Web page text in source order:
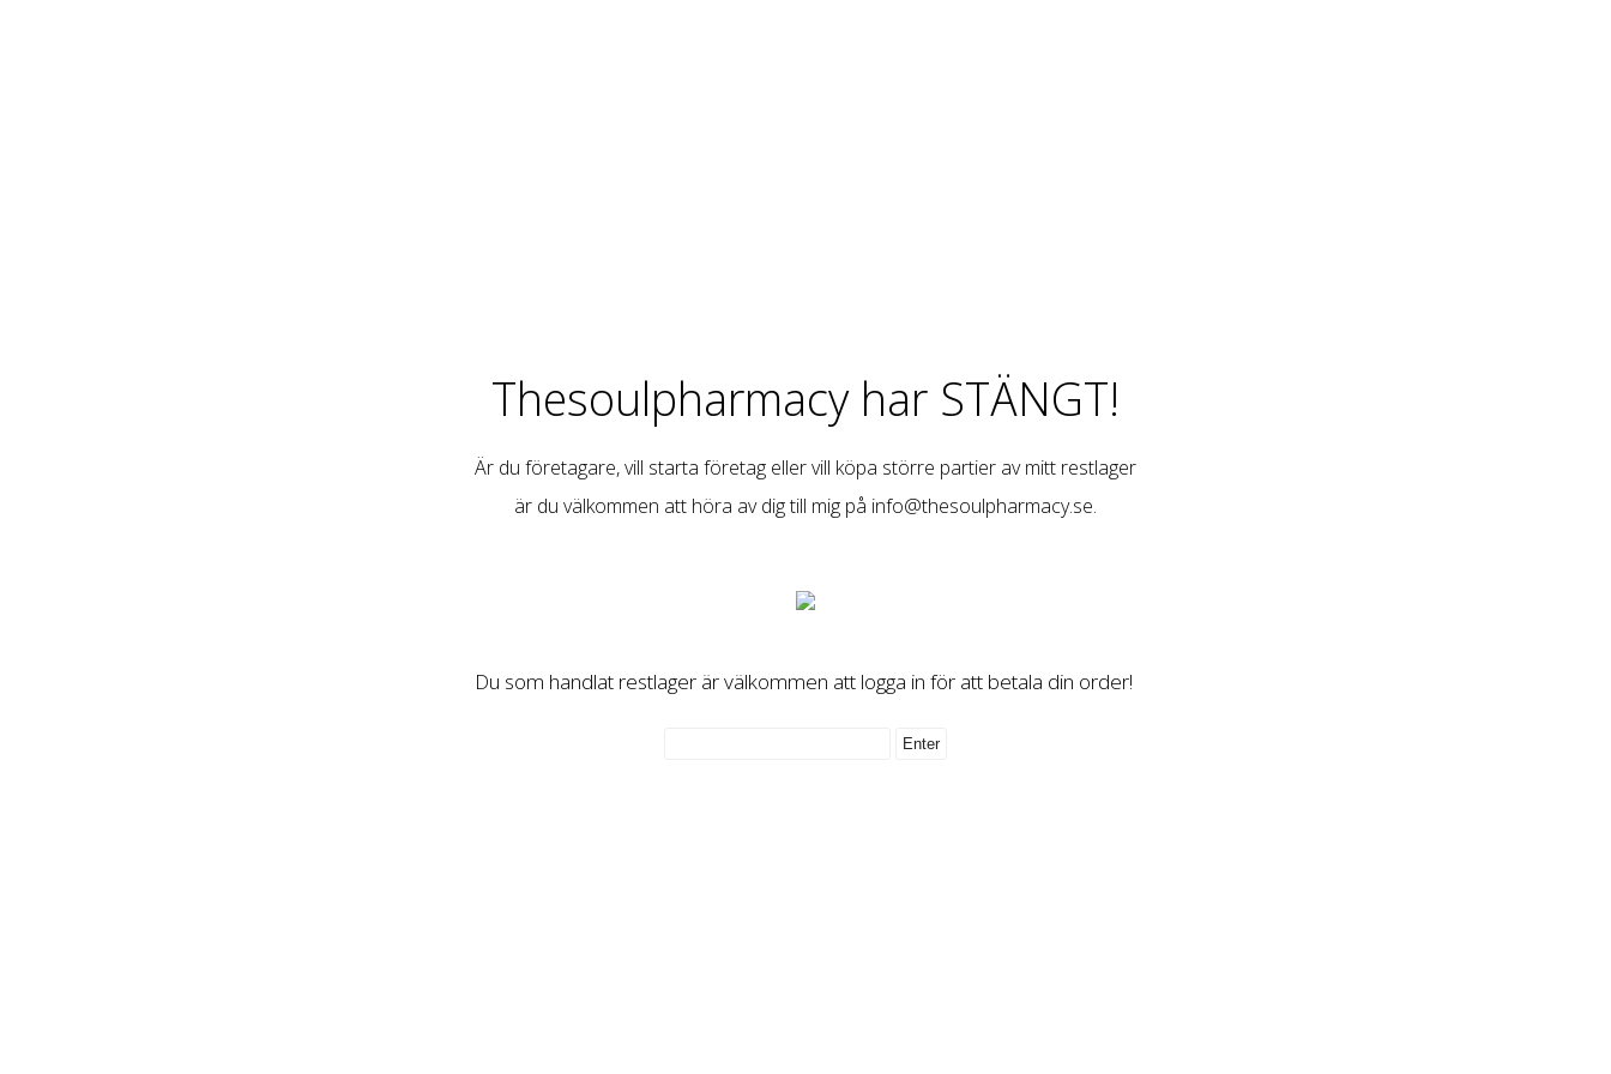
Thesoulpharmacy har STÄNGT!
Är du företagare, vill starta företag eller vill köpa större partier av mitt restlager
är du välkommen att höra av dig till mig på info@thesoulpharmacy.se.
Du som handlat restlager är välkommen att logga in för att betala din order!